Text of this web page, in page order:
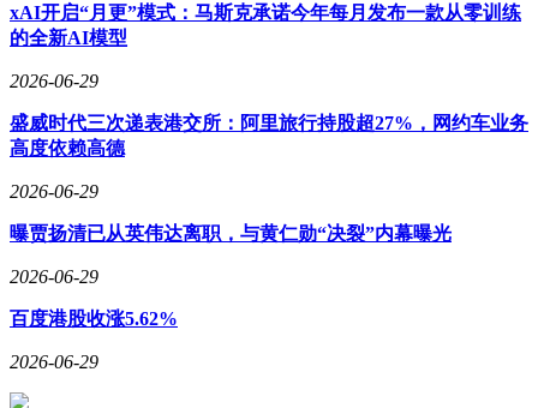
xAI开启“月更”模式：马斯克承诺今年每月发布一款从零训练
的全新AI模型
2026-06-29
盛威时代三次递表港交所：阿里旅行持股超27%，网约车业务
高度依赖高德
2026-06-29
曝贾扬清已从英伟达离职，与黄仁勋“决裂”内幕曝光
2026-06-29
百度港股收涨5.62%
2026-06-29